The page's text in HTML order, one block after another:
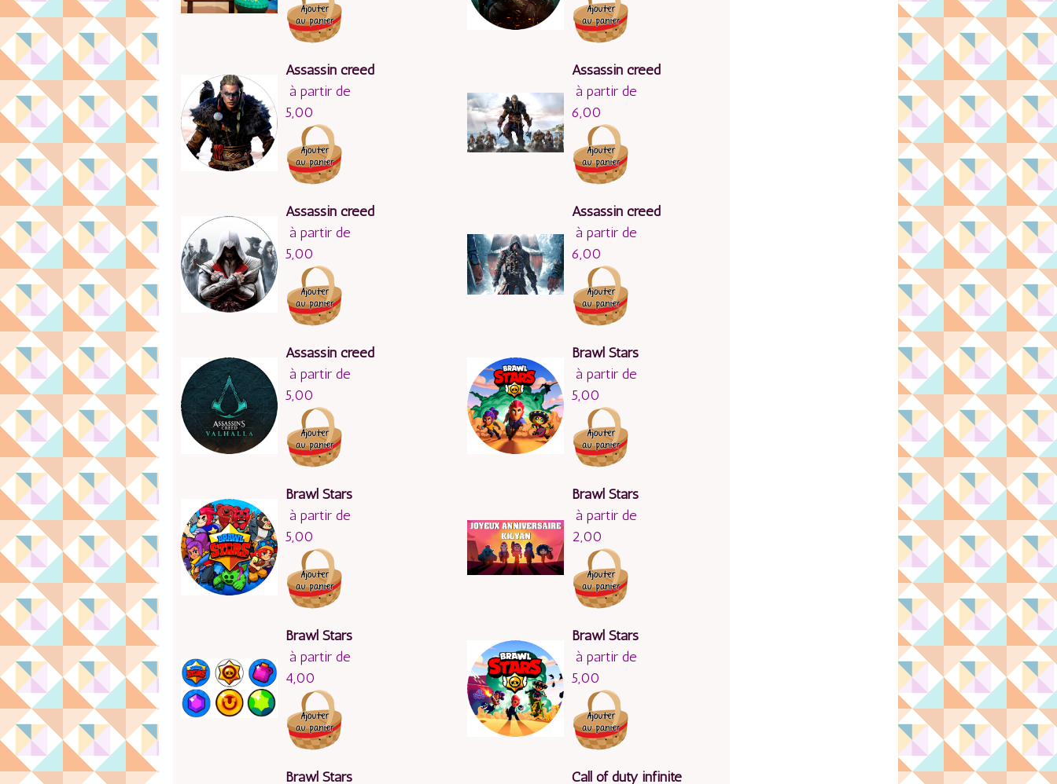
Assassin creed
à partir de
5,00
Assassin creed
à partir de
6,00
Assassin creed
à partir de
5,00
Assassin creed
à partir de
6,00
Assassin creed
à partir de
5,00
Brawl Stars
à partir de
5,00
Brawl Stars
à partir de
5,00
Brawl Stars
à partir de
2,00
Brawl Stars
à partir de
4,00
Brawl Stars
à partir de
5,00
Brawl Stars Call of duty infinite